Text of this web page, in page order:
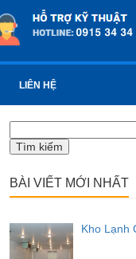
LIÊN HỆ
kiếm
cho:
BÀI VIẾT MỚI NHẤT
Kho Lạnh